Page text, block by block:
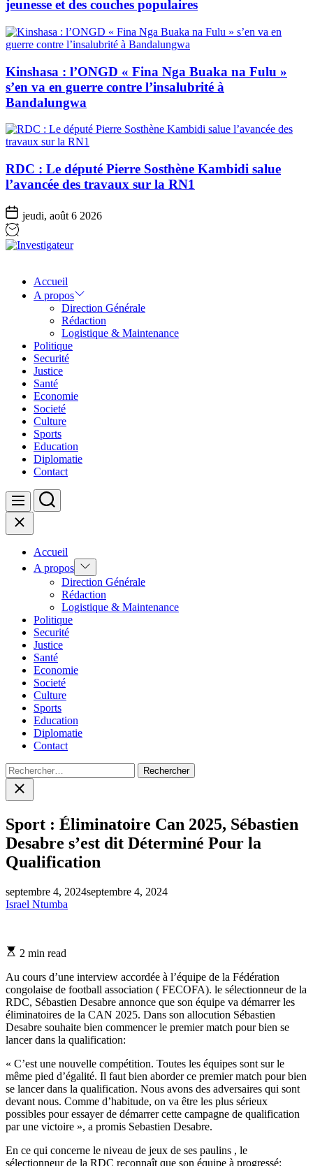
jeunesse et des couches populaires
Kinshasa : l’ONGD « Fina Nga Buaka na Fulu »
s’en va en guerre contre l’insalubrité à
Bandalungwa
RDC : Le député Pierre Sosthène Kambidi salue
l’avancée des travaux sur la RN1
jeudi, août 6 2026
Accueil
A propos
Direction Générale
Rédaction
Logistique & Maintenance
Politique
Securité
Justice
Santé
Economie
Societé
Culture
Sports
Education
Diplomatie
Contact
Menu Search
Close
Accueil
A propos Show
sub
menu
Direction Générale
Rédaction
Logistique & Maintenance
Politique
Securité
Justice
Santé
Economie
Societé
Culture
Sports
Education
Diplomatie
Contact
Rechercher :
Close
search
Sport : Éliminatoire Can 2025, Sébastien
Desabre s’est dit Déterminé Pour la
Qualification
septembre 4, 2024septembre 4, 2024
Israel Ntumba
Estimated
time
2 min read
Au cours d’une interview accordée à l’équipe de la Fédération
congolaise de football association ( FECOFA). le sélectionneur de la
RDC, Sébastien Desabre annonce que son équipe va démarrer les
éliminatoires de la CAN 2025. Dans son allocution Sébastien
Desabre souhaite bien commencer le premier match pour bien se
lancer dans la qualification:
« C’est une nouvelle compétition. Toutes les équipes sont sur le
même pied d’égalité. Il faut bien aborder ce premier match pour bien
se lancer dans la qualification. Nous avons des adversaires qui sont
devant nous. Comme d’habitude, on va être les plus sérieux
possibles pour essayer de démarrer cette campagne de qualification
par une victoire », a promis Sebastien Desabre.
En ce qui concerne le niveau de jeux de ses paulins , le
sélectionneur de la RDC reconnaît que son équipe à progressé: